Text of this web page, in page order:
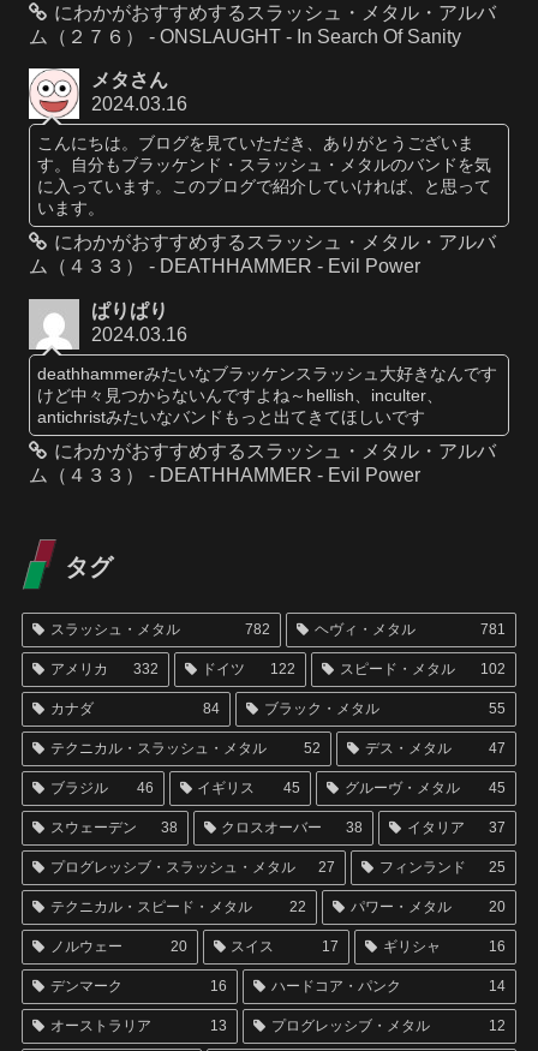
にわかがおすすめするスラッシュ・メタル・アルバ
ム（２７６） - ONSLAUGHT - In Search Of Sanity
メタさん
2024.03.16
こんにちは。ブログを見ていただき、ありがとうございま
す。自分もブラッケンド・スラッシュ・メタルのバンドを気
に入っています。このブログで紹介していければ、と思って
います。
にわかがおすすめするスラッシュ・メタル・アルバ
ム（４３３） - DEATHHAMMER - Evil Power
ぱりぱり
2024.03.16
deathhammerみたいなブラッケンスラッシュ大好きなんです
けど中々見つからないんですよね～hellish、inculter、
antichristみたいなバンドもっと出てきてほしいです
にわかがおすすめするスラッシュ・メタル・アルバ
ム（４３３） - DEATHHAMMER - Evil Power
タグ
スラッシュ・メタル 782 ヘヴィ・メタル 781
アメリカ 332 ドイツ 122 スピード・メタル 102
カナダ 84 ブラック・メタル 55
テクニカル・スラッシュ・メタル 52 デス・メタル 47
ブラジル 46 イギリス 45 グルーヴ・メタル 45
スウェーデン 38 クロスオーバー 38 イタリア 37
プログレッシブ・スラッシュ・メタル 27 フィンランド 25
テクニカル・スピード・メタル 22 パワー・メタル 20
ノルウェー 20 スイス 17 ギリシャ 16
デンマーク 16 ハードコア・パンク 14
オーストラリア 13 プログレッシブ・メタル 12